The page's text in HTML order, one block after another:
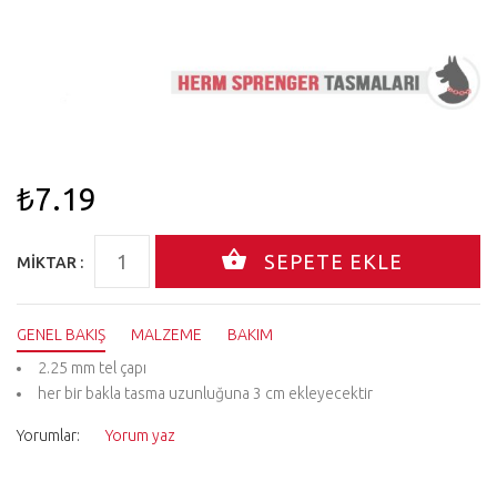
₺7.19
MIKTAR :
GENEL BAKIŞ MALZEME
BAKIM
2.25 mm tel çapı
her bir bakla tasma uzunluğuna 3 cm ekleyecektir
Yorumlar: Yorum yaz